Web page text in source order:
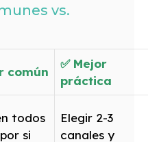
vs.
común
✅ Mejor
práctica
todos
si
Elegir 2-3
canales y